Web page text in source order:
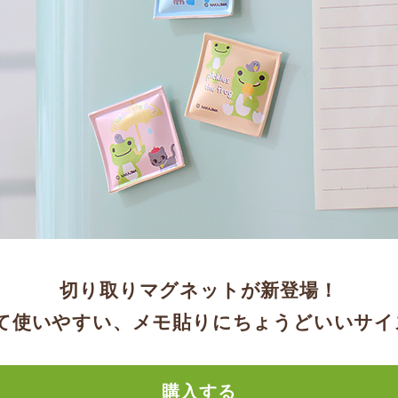
切り取りマグネットが新登場！
使いやすい、メモ貼りにちょうどいいサ
購入する